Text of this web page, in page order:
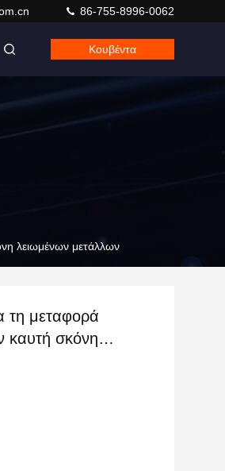
86-755-8996-0062
Κουβέντα
λειωμένων μετάλλων
τη μεταφορά
καυτή σκόνη